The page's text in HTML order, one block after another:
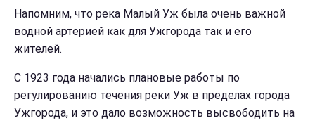
Напомним, что река Малый Уж была очень важной
водной артерией как для Ужгорода так и его
жителей.
С 1923 года начались плановые работы по
регулированию течения реки Уж в пределах города
Ужгорода, и это дало возможность высвободить на